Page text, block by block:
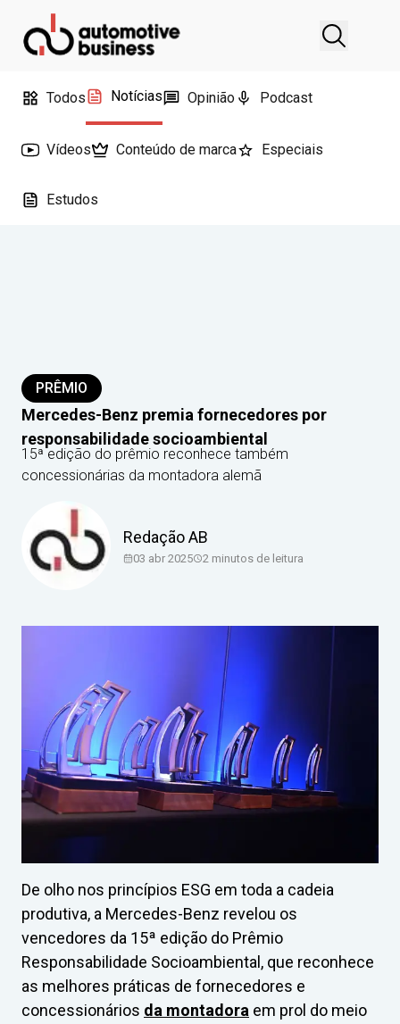
Todos Notícias Opinião Podcast
Vídeos Conteúdo de marca Especiais
Estudos
PRÊMIO
Mercedes-Benz premia fornecedores por
responsabilidade socioambiental
15ª edição do prêmio reconhece também
concessionárias da montadora alemã
Redação AB
03 abr 2025 2 minutos de leitura
De olho nos princípios ESG em toda a cadeia
produtiva, a Mercedes-Benz revelou os
vencedores da 15ª edição do Prêmio
Responsabilidade Socioambiental, que reconhece
as melhores práticas de fornecedores e
concessionários da montadora em prol do meio